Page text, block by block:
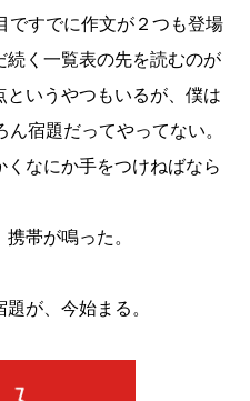
ですでに作文が２つも登場
く一覧表の先を読むのが
いうやつもいるが、僕は
宿題だってやってない。
なにか手をつけねばなら
帯が鳴った。
が、今始まる。